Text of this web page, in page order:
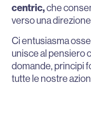
centric,che
verso una
Ci entusiasma
unisce al pensiero
domande, principi
tutte le nostre